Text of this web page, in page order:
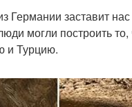
Германии заставит
могли построить
и Турцию.